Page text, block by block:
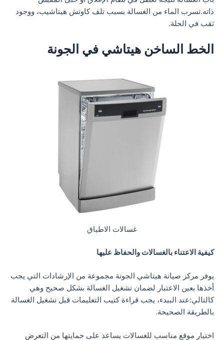
ذاته.تسرب الماء من الغسالة بسبب تلف كاوتش هيتاشيب، ووجود
ثقب في الحلة.
الخط الساخن هيتاشي في الجونة
غسالات الاطباق
كيفية الاعتناء بالغسالات والحفاظ عليها
يوفر مركز صيانة هيتاشي الجونة مجموعة من الإرشادات التي يجب
أخذها بعين الاعتبار لضمان تشغيل الغسالة بشكل صحيح وهي
كالتالي:عند الببدء، يجب قراءة كتيب التعليمات قبل تشغيل الغسالة
بالطريقة الصحيحة.
اختيار موقع مناسب للغسالات يساعد على حمايتها من التعرض